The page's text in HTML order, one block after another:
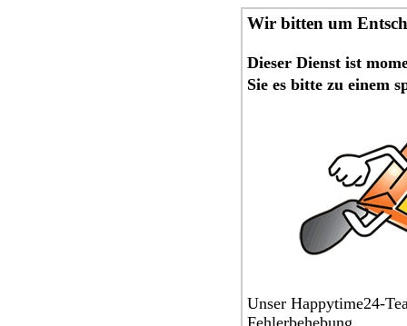
Wir bitten um
Dieser Dienst ist
Sie es bitte zu einem
Unser Happytime24-
Fehlerbehebung.